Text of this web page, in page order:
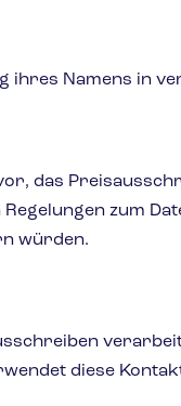
ihres Namens in
das
zum
würden.
diese